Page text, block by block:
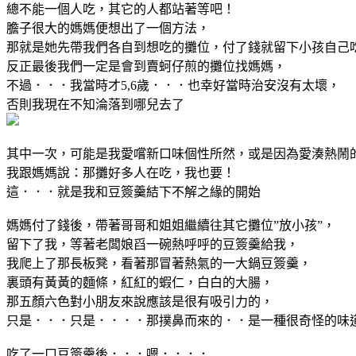
總不能一個人吃，其它的人都站著等吧！
膽子很大的媽媽便想出了一個方法，
那就是她先帶我們各自到想吃的攤位，付了錢就留下小孩自己
反正最後我們一定是會到賣蚵仔煎的攤位找媽媽，
不過．．．我當時才5,6歲．．．也幸好當時治安沒有太壞，
否則我現在不知淪落到哪兒去了
其中一次，可能是我愛嚐新口味個性所然，或是因為愛湊熱鬧
我跟媽媽說：那攤好多人在吃，我也要！
這．．．就是我和豆簽羹結下不解之緣的開始
媽媽付了錢後，帶著哥哥和姐姐繼續往其它攤位”放小孩”，
留下了我，等著老闆娘舀一碗熱呼呼的豆簽羹給我，
我爬上了那長板凳，看著那冒著熱氣的一大鍋豆簽羹，
裏頭有黃黃的麵條，紅紅的蝦仁，白白的大腸，
那五顏六色對小朋友來說應該是很有吸引力的，
只是．．．只是．．．．那撲鼻而來的．．是一種很奇怪的味